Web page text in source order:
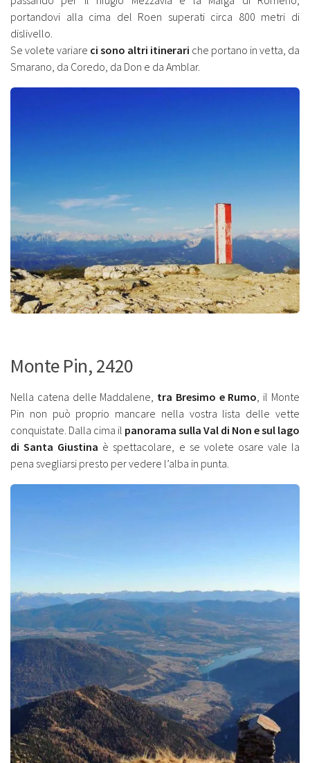
portandovi alla cima del Roen superati circa 800 metri di
dislivello.
Se volete variare ci sono altri itinerari che portano in vetta, da
Smarano, da Coredo, da Don e da Amblar.
Monte Pin, 2420
Nella catena delle Maddalene, tra Bresimo e Rumo, il Monte
Pin non può proprio mancare nella vostra lista delle vette
conquistate. Dalla cima il panorama sulla Val di Non e sul lago
di Santa Giustina è spettacolare, e se volete osare vale la
pena svegliarsi presto per vedere l’alba in punta.